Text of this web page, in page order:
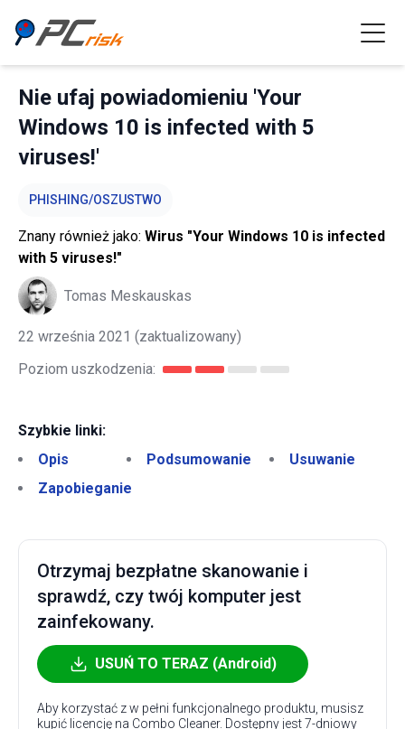
Nie ufaj powiadomieniu 'Your
Windows 10 is infected with 5
viruses!'
PHISHING/OSZUSTWO
Znany również jako: Wirus "Your Windows 10 is infected
with 5 viruses!"
Tomas Meskauskas
22 września 2021 (zaktualizowany)
Poziom uszkodzenia:
Szybkie linki:
Opis
Podsumowanie
Usuwanie
Zapobieganie
Otrzymaj bezpłatne skanowanie i
sprawdź, czy twój komputer jest
zainfekowany.
USUŃ TO TERAZ (Android)
Aby korzystać z w pełni funkcjonalnego produktu, musisz
kupić licencję na Combo Cleaner. Dostępny jest 7-dniowy